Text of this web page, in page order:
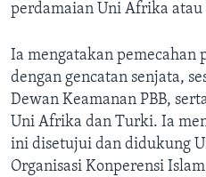
perdamaian Uni Afrika atau
Ia mengatakan
dengan gencatan senjata,
Dewan Keamanan PBB,
Uni Afrika dan Turki. Ia
ini disetujui dan didukung
Organisasi Konperensi